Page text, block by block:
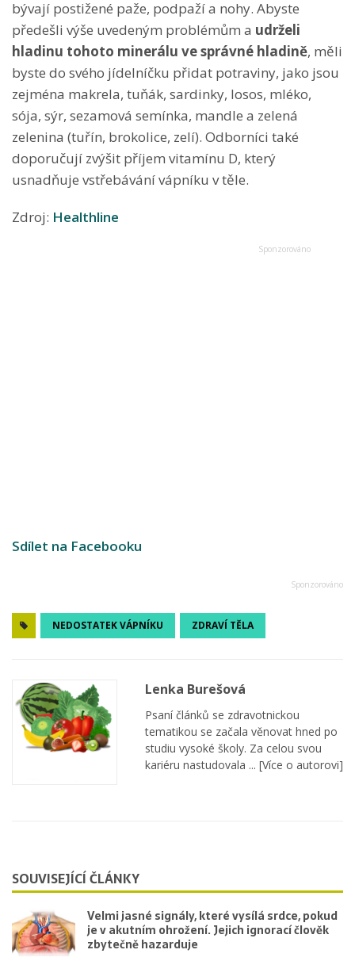
bývají postižené paže, podpaží a nohy. Abyste
předešli výše uvedeným problémům a udrželi
hladinu tohoto minerálu ve správné hladině, měli
byste do svého jídelníčku přidat potraviny, jako jsou
zejména makrela, tuňák, sardinky, losos, mléko,
sója, sýr, sezamová semínka, mandle a zelená
zelenina (tuřín, brokolice, zelí). Odborníci také
doporučují zvýšit příjem vitamínu D, který
usnadňuje vstřebávání vápníku v těle.
Zdroj: Healthline
Sdílet na Facebooku
NEDOSTATEK VÁPNÍKU ZDRAVÍ TĚLA
Lenka Burešová
Psaní článků se zdravotnickou
tematikou se začala věnovat hned po
studiu vysoké školy. Za celou svou
kariéru nastudovala ... [Více o autorovi]
SOUVISEJÍCÍ ČLÁNKY
Velmi jasné signály, které vysílá srdce, pokud
je v akutním ohrožení. Jejich ignorací člověk
zbytečně hazarduje